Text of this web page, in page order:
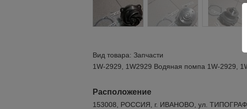
Вид товара: Запчасти
1W-2929, 1W2929 Водяная помпа 1W-2929,
Расположение
153008, РОССИЯ, г. ИВАНОВО, ул.